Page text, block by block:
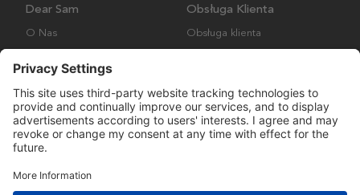
Dear Sam
O Nas
Obsługa Klienta
Obsługa klienta
Wysyłka i Dostawa